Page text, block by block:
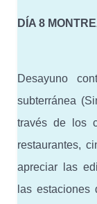
DÍA 8
Desayuno
subterránea
través de los
restaurantes,
apreciar las
las estaciones